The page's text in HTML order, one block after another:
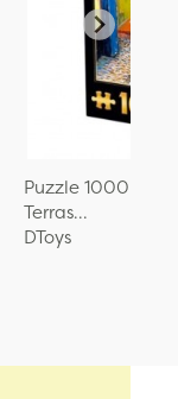
Puzzle 1000
Terras...
DToys